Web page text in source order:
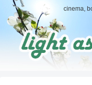
cinema,